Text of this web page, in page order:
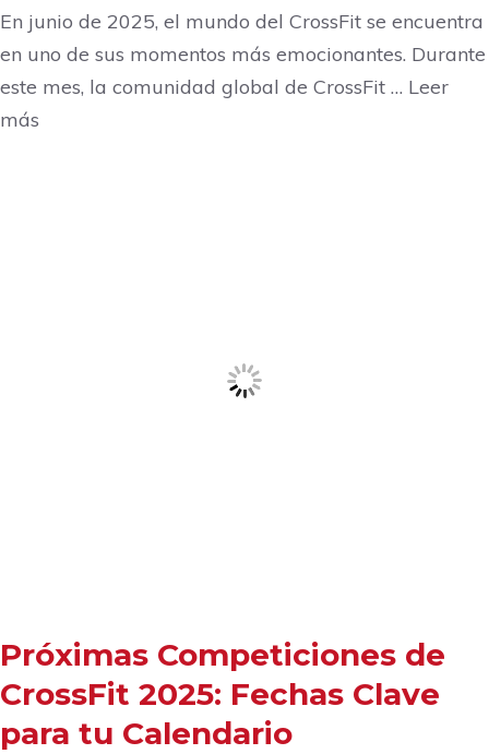
En junio de 2025, el mundo del CrossFit se encuentra
en uno de sus momentos más emocionantes. Durante
este mes, la comunidad global de CrossFit … Leer
más
Próximas Competiciones de
CrossFit 2025: Fechas Clave
para tu Calendario